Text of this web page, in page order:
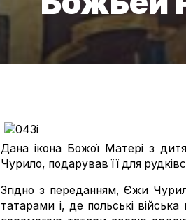
Дана ікона Божої Матері з
Чурило, подарував її для
Згідно з переданням, Єжи
татарами і, де польські